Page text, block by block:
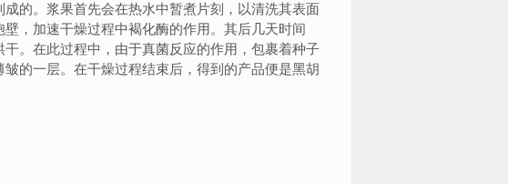
。浆果首先会在热水中暂煮片刻，以清洗其表面
，加速干燥过程中褐化酶的作用。其后几天时间
。在此过程中，由于真菌反应的作用，包裹着种子
的一层。在干燥过程结束后，得到的产品便是黑胡